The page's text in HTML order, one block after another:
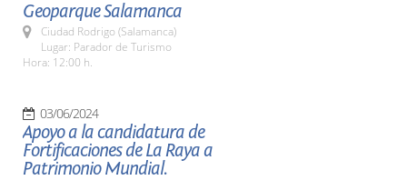
Geoparque Salamanca
Ciudad Rodrigo (Salamanca)
Lugar: Parador de Turismo
Hora: 12:00 h.
03/06/2024
Apoyo a la candidatura de
Fortificaciones de La Raya a
Patrimonio Mundial.